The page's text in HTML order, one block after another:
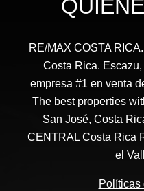
RE/MAX COSTA
Costa Rica.
empresa #1 en venta
The best properties
San José, Costa
CENTRAL Costa Rica
el
Políticas